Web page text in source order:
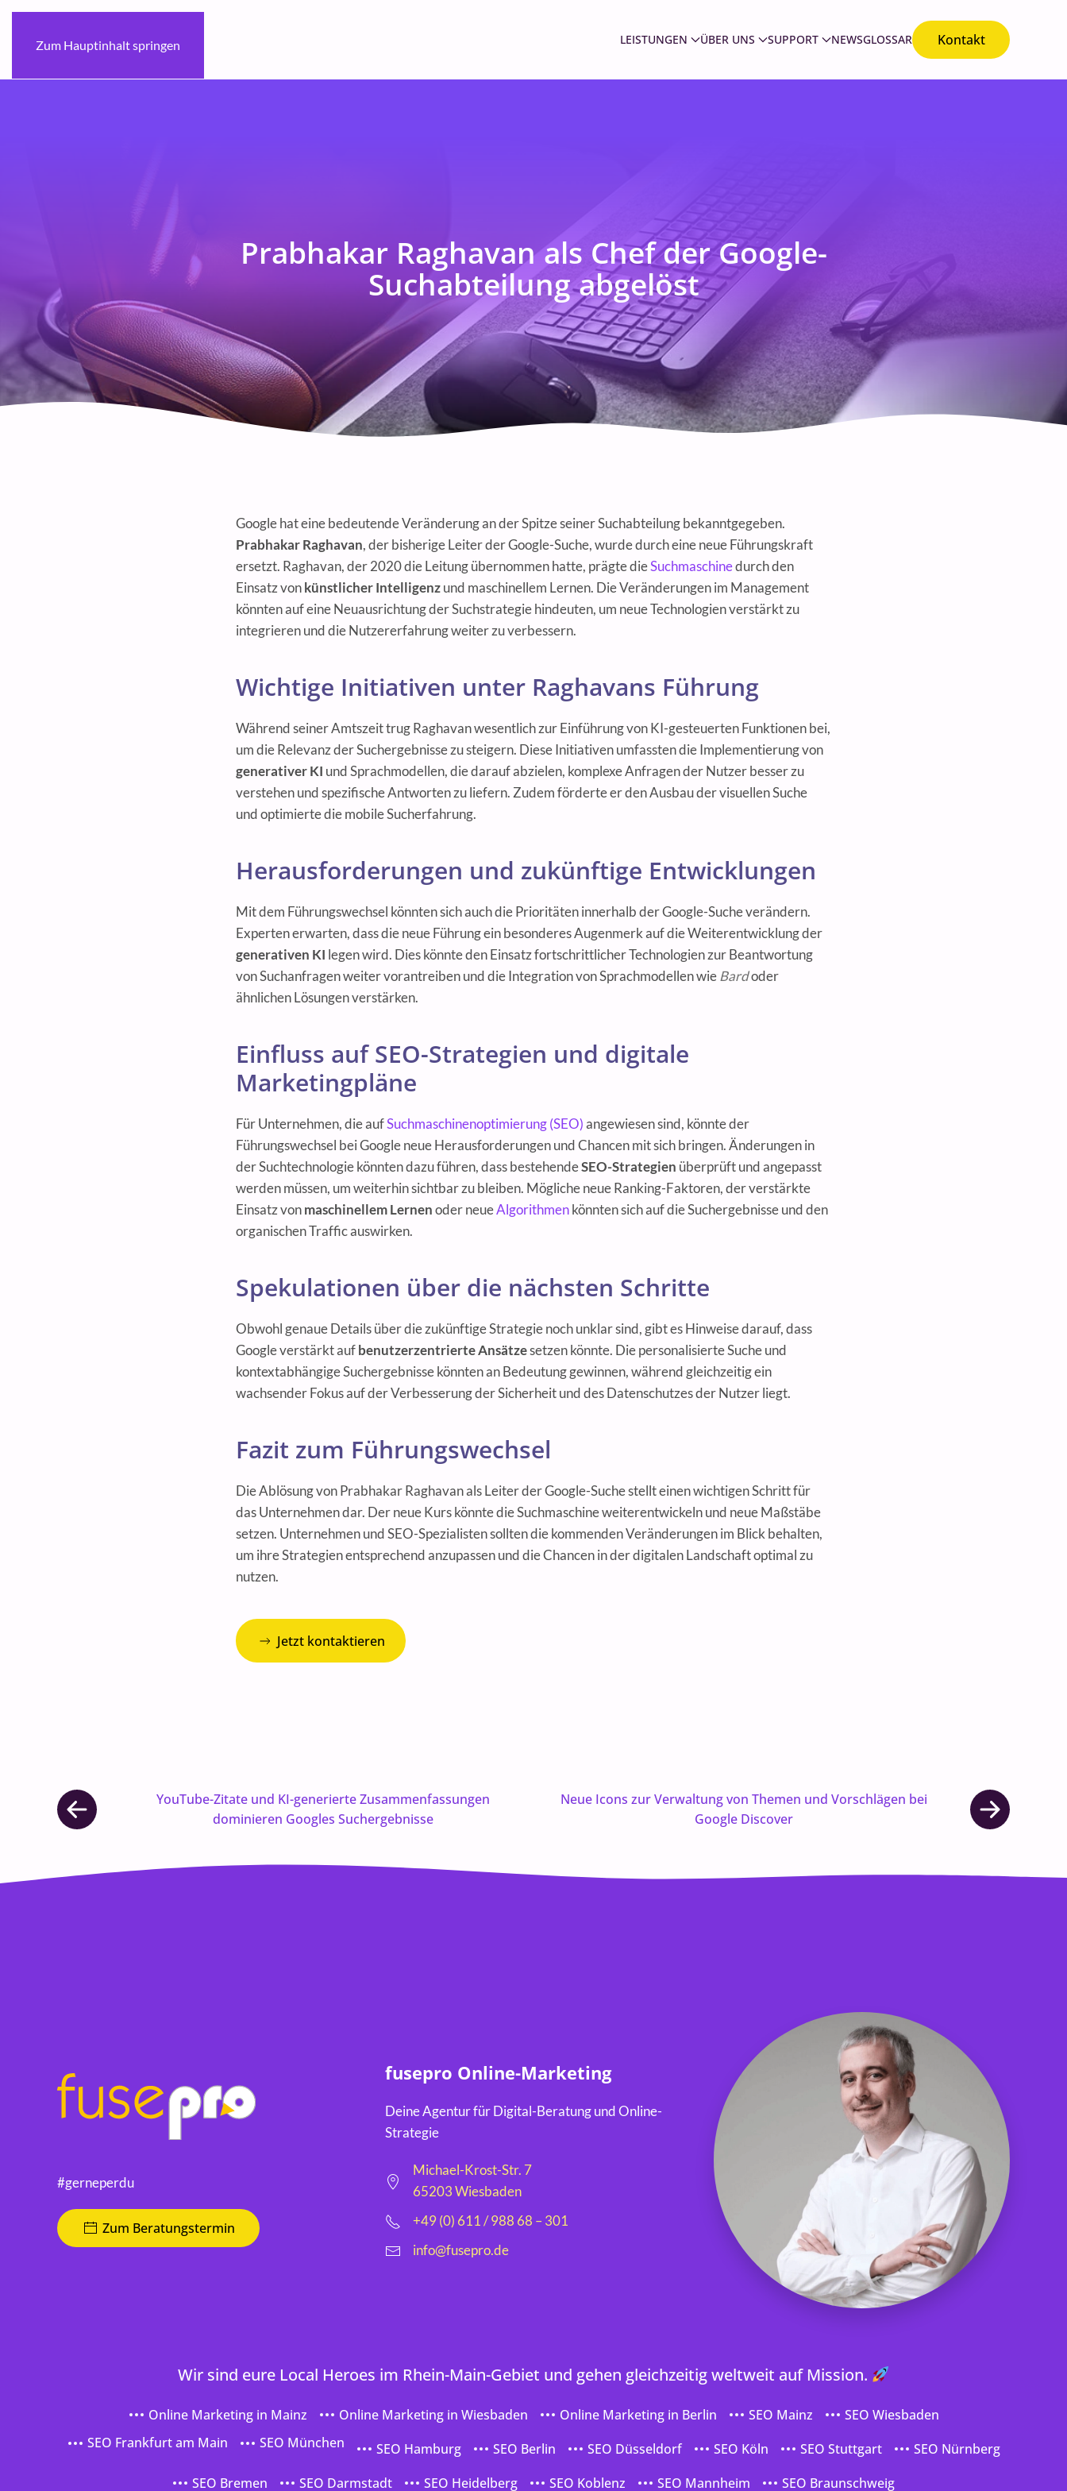
Zum Hauptinhalt springen LEISTUNGEN ÜBER UNS SUPPORT NEWSGLOSSAR Kontakt
Prabhakar Raghavan als Chef der Google-
Suchabteilung abgelöst
Google hat eine bedeutende Veränderung an der Spitze seiner Suchabteilung bekanntgegeben.
Prabhakar Raghavan, der bisherige Leiter der Google-Suche, wurde durch eine neue Führungskraft
ersetzt. Raghavan, der 2020 die Leitung übernommen hatte, prägte dieSuchmaschinedurch den
Einsatz vonkünstlicher Intelligenzund maschinellem Lernen. Die Veränderungen im Management
könnten auf eine Neuausrichtung der Suchstrategie hindeuten, um neue Technologien verstärkt zu
integrieren und die Nutzererfahrung weiter zu verbessern.
Wichtige Initiativen unter Raghavans Führung
Während seiner Amtszeit trug Raghavan wesentlich zur Einführung von KI-gesteuerten Funktionen bei,
um die Relevanz der Suchergebnisse zu steigern. Diese Initiativen umfassten die Implementierung von
generativer KI und Sprachmodellen, die darauf abzielen, komplexe Anfragen der Nutzer besser zu
verstehen und spezifische Antworten zu liefern. Zudem förderte er den Ausbau der visuellen Suche
und optimierte die mobile Sucherfahrung.
Herausforderungen und zukünftige Entwicklungen
Mit dem Führungswechsel könnten sich auch die Prioritäten innerhalb der Google-Suche verändern.
Experten erwarten, dass die neue Führung ein besonderes Augenmerk auf die Weiterentwicklung der
generativen KI legen wird. Dies könnte den Einsatz fortschrittlicher Technologien zur Beantwortung
von Suchanfragen weiter vorantreiben und die Integration von Sprachmodellen wie Bardoder
ähnlichen Lösungen verstärken.
Einfluss auf SEO-Strategien und digitale
Marketingpläne
Für Unternehmen, die aufSuchmaschinenoptimierung (SEO)angewiesen sind, könnte der
Führungswechsel bei Google neue Herausforderungen und Chancen mit sich bringen. Änderungen in
der Suchtechnologie könnten dazu führen, dass bestehendeSEO-Strategien überprüft und angepasst
werden müssen, um weiterhin sichtbar zu bleiben. Mögliche neue Ranking-Faktoren, der verstärkte
Einsatz vonmaschinellem Lernenoder neueAlgorithmenkönnten sich auf die Suchergebnisse und den
organischen Traffic auswirken.
Spekulationen über die nächsten Schritte
Obwohl genaue Details über die zukünftige Strategie noch unklar sind, gibt es Hinweise darauf, dass
Google verstärkt aufbenutzerzentrierte Ansätzesetzen könnte. Die personalisierte Suche und
kontextabhängige Suchergebnisse könnten an Bedeutung gewinnen, während gleichzeitig ein
wachsender Fokus auf der Verbesserung der Sicherheit und des Datenschutzes der Nutzer liegt.
Fazit zum Führungswechsel
Die Ablösung von Prabhakar Raghavan als Leiter der Google-Suche stellt einen wichtigen Schritt für
das Unternehmen dar. Der neue Kurs könnte die Suchmaschine weiterentwickeln und neue Maßstäbe
setzen. Unternehmen und SEO-Spezialisten sollten die kommenden Veränderungen im Blick behalten,
um ihre Strategien entsprechend anzupassen und die Chancen in der digitalen Landschaft optimal zu
nutzen.
Jetzt kontaktieren
YouTube-Zitate und KI-generierte Zusammenfassungen
dominieren Googles Suchergebnisse
Neue Icons zur Verwaltung von Themen und Vorschlägen bei
Google Discover
#gerneperdu
Zum Beratungstermin
fusepro Online-Marketing
Deine Agentur für Digital-Beratung und Online-
Strategie
Michael-Krost-Str. 7
65203 Wiesbaden
+49 (0) 611 / 988 68 – 301
info@fusepro.de
Wir sind eure Local Heroes im Rhein-Main-Gebiet und gehen gleichzeitig weltweit auf Mission.
Online Marketing in Mainz Online Marketing in Wiesbaden Online Marketing in Berlin SEO Mainz
SEO Wiesbaden
SEO Frankfurt am Main
SEO München SEO Hamburg SEO Berlin SEO Düsseldorf SEO Köln SEO Stuttgart
SEO Nürnberg
SEO Bremen
SEO Darmstadt SEO Heidelberg SEO Koblenz SEO Mannheim SEO Braunschweig